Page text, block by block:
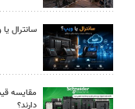
سانترال
مقایسه
دارند؟